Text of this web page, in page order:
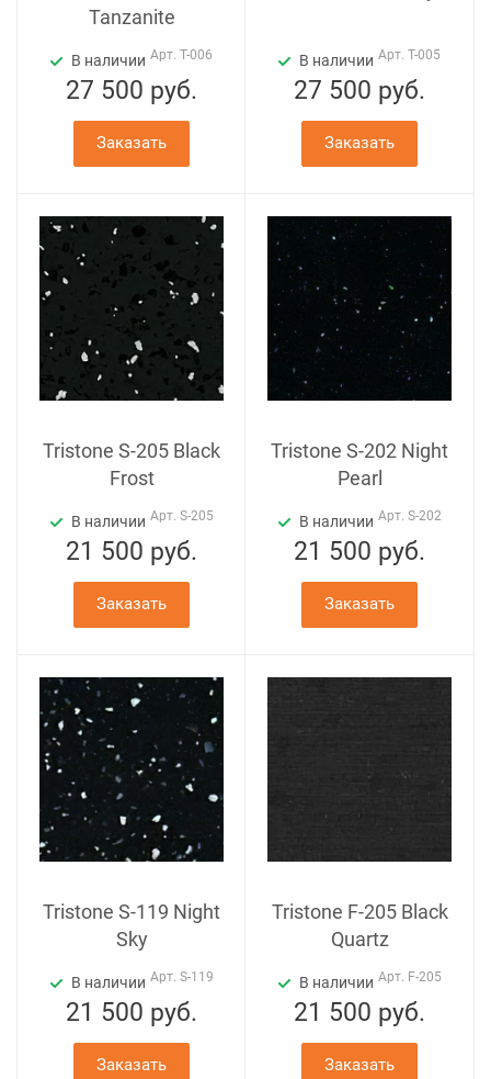
Tanzanite
В наличии Арт. T-006
27 500 руб.
Заказать
В наличии Арт. T-005
27 500 руб.
Заказать
Tristone S-205 Black
Frost
В наличии Арт. S-205
21 500 руб.
Заказать
Tristone S-202 Night
Pearl
В наличии Арт. S-202
21 500 руб.
Заказать
Tristone S-119 Night
Sky
В наличии Арт. S-119
21 500 руб.
Заказать
Tristone F-205 Black
Quartz
В наличии Арт. F-205
21 500 руб.
Заказать